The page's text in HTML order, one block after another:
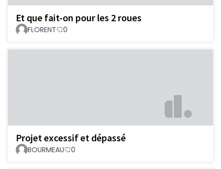
Et que fait-on pour les 2 roues
FLORENT 0
Projet excessif et dépassé
BOURMEAU 0